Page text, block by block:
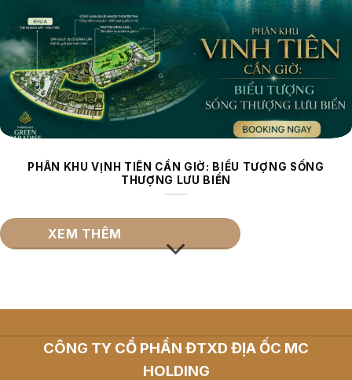
PHÂN KHU VỊNH TIÊN CẦN GIỜ: BIỂU TƯỢNG SỐNG
THƯỢNG LƯU BIỂN
XEM THÊM
CÔNG TY CỔ PHẦN ĐTXD ĐỊA ỐC MC
HOLDING